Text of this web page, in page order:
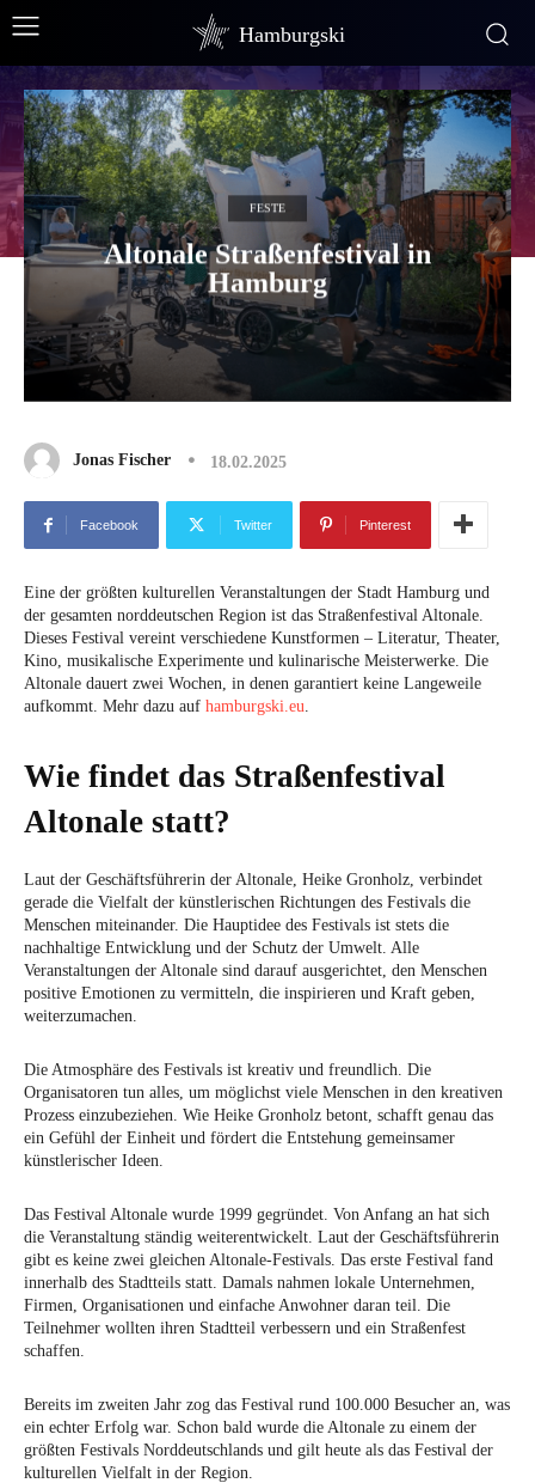
Hamburgski
FESTE
Altonale Straßenfestival in
Hamburg
Jonas Fischer 18.02.2025
Facebook Twitter Pinterest
Eine der größten kulturellen Veranstaltungen der Stadt Hamburg und
der gesamten norddeutschen Region ist das Straßenfestival Altonale.
Dieses Festival vereint verschiedene Kunstformen – Literatur, Theater,
Kino, musikalische Experimente und kulinarische Meisterwerke. Die
Altonale dauert zwei Wochen, in denen garantiert keine Langeweile
aufkommt. Mehr dazu auf hamburgski.eu.
Wie findet das Straßenfestival
Altonale statt?
Laut der Geschäftsführerin der Altonale, Heike Gronholz, verbindet
gerade die Vielfalt der künstlerischen Richtungen des Festivals die
Menschen miteinander. Die Hauptidee des Festivals ist stets die
nachhaltige Entwicklung und der Schutz der Umwelt. Alle
Veranstaltungen der Altonale sind darauf ausgerichtet, den Menschen
positive Emotionen zu vermitteln, die inspirieren und Kraft geben,
weiterzumachen.
Die Atmosphäre des Festivals ist kreativ und freundlich. Die
Organisatoren tun alles, um möglichst viele Menschen in den kreativen
Prozess einzubeziehen. Wie Heike Gronholz betont, schafft genau das
ein Gefühl der Einheit und fördert die Entstehung gemeinsamer
künstlerischer Ideen.
Das Festival Altonale wurde 1999 gegründet. Von Anfang an hat sich
die Veranstaltung ständig weiterentwickelt. Laut der Geschäftsführerin
gibt es keine zwei gleichen Altonale-Festivals. Das erste Festival fand
innerhalb des Stadtteils statt. Damals nahmen lokale Unternehmen,
Firmen, Organisationen und einfache Anwohner daran teil. Die
Teilnehmer wollten ihren Stadtteil verbessern und ein Straßenfest
schaffen.
Bereits im zweiten Jahr zog das Festival rund 100.000 Besucher an, was
ein echter Erfolg war. Schon bald wurde die Altonale zu einem der
größten Festivals Norddeutschlands und gilt heute als das Festival der
kulturellen Vielfalt in der Region.